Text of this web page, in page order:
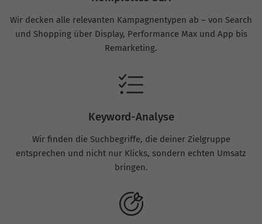
Wir decken alle relevanten Kampagnentypen ab – von Search
und Shopping über Display, Performance Max und App bis
Remarketing.
Keyword-Analyse
Wir finden die Suchbegriffe, die deiner Zielgruppe
entsprechen und nicht nur Klicks, sondern echten Umsatz
bringen.